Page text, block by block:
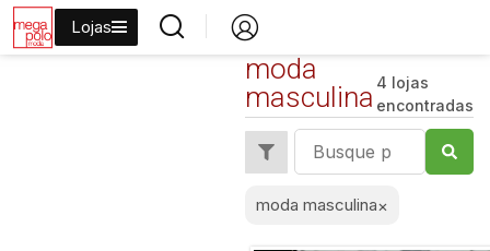
Lojas
moda
masculina 4 lojas
encontradas
moda masculina×